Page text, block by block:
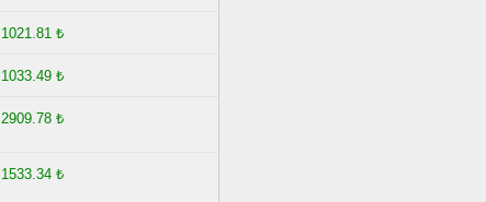
1021.81 ₺
1033.49 ₺
2909.78 ₺
1533.34 ₺